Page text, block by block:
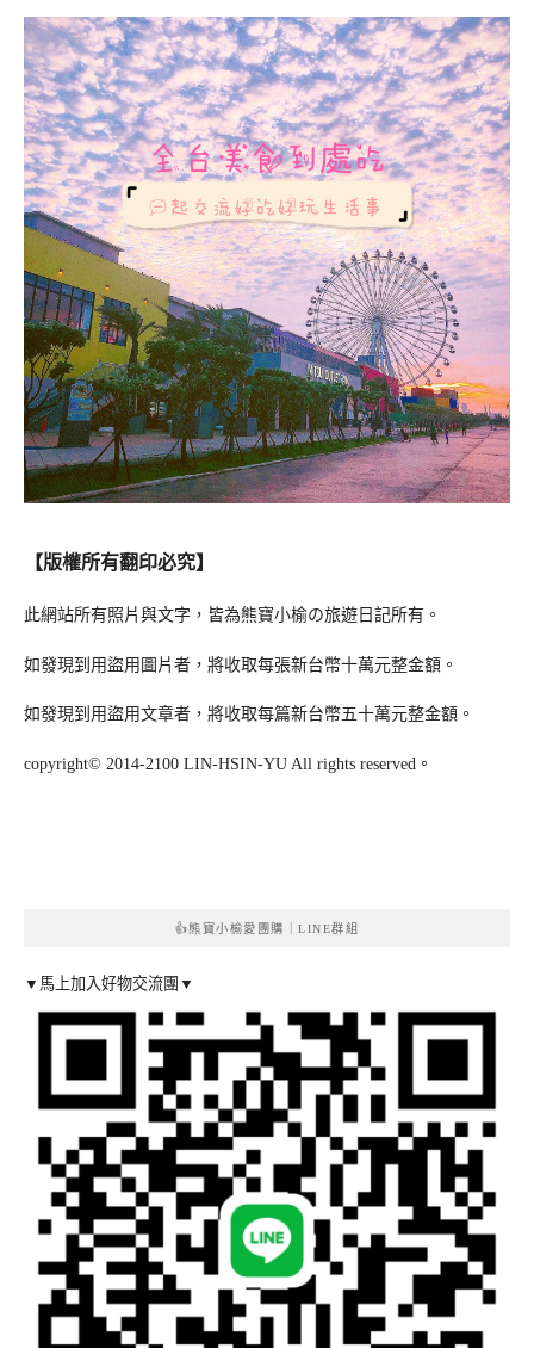
【版權所有翻印必究】
此網站所有照片與文字，皆為熊寶小榆の旅遊日記所有。
如發現到用盜用圖片者，將收取每張新台幣十萬元整金額。
如發現到用盜用文章者，將收取每篇新台幣五十萬元整金額。
copyright© 2014-2100 LIN-HSIN-YU All rights reserved。
👍熊寶小榆愛團購｜LINE群組
▼馬上加入好物交流團▼